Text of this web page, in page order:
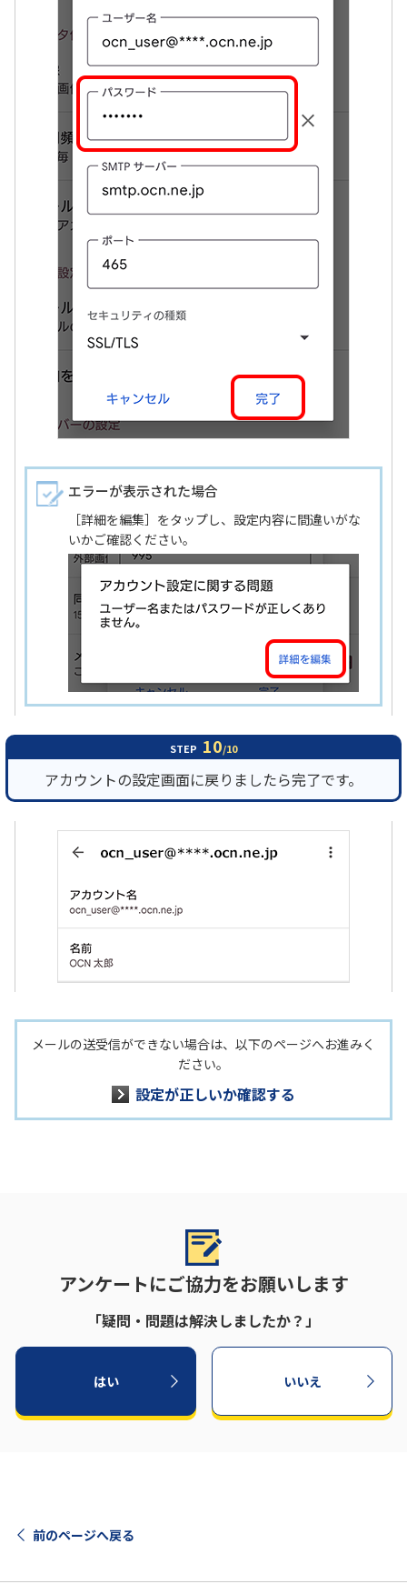
エラーが表示された場合
［詳細を編集］をタップし、設定内容に間違いがな
いかご確認ください。
STEP 10/10
アカウントの設定画面に戻りましたら完了です。
メールの送受信ができない場合は、以下のページへお進みく
ださい。
設定が正しいか確認する
アンケートにご協力をお願いします
「疑問・問題は解決しましたか？」
はい いいえ
前のページへ戻る